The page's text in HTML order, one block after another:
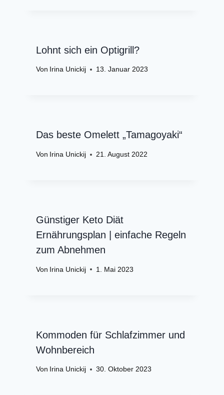
Lohnt sich ein Optigrill?
Von Irina Unickij 13. Januar 2023
Das beste Omelett „Tamagoyaki“
Von Irina Unickij 21. August 2022
Günstiger Keto Diät
Ernährungsplan | einfache Regeln
zum Abnehmen
Von Irina Unickij 1. Mai 2023
Kommoden für Schlafzimmer und
Wohnbereich
Von Irina Unickij 30. Oktober 2023